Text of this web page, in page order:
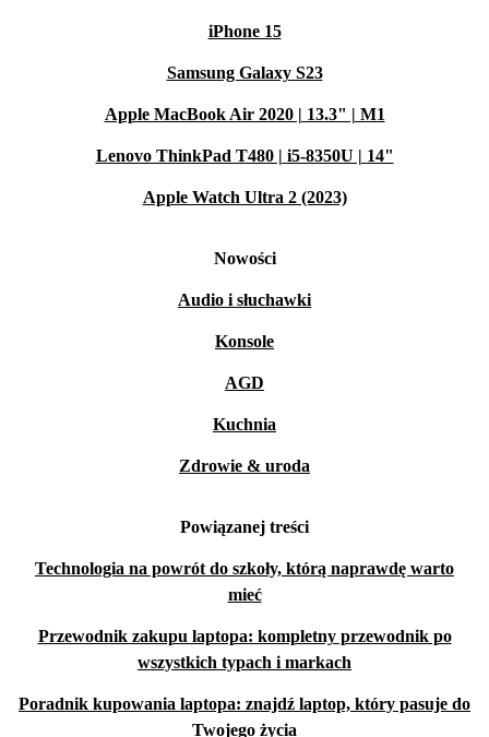
iPhone 15
Samsung Galaxy S23
Apple MacBook Air 2020 | 13.3" | M1
Lenovo ThinkPad T480 | i5-8350U | 14"
Apple Watch Ultra 2 (2023)
Nowości
Audio i słuchawki
Konsole
AGD
Kuchnia
Zdrowie & uroda
Powiązanej treści
Technologia na powrót do szkoły, którą naprawdę warto
mieć
Przewodnik zakupu laptopa: kompletny przewodnik po
wszystkich typach i markach
Poradnik kupowania laptopa: znajdź laptop, który pasuje do
Twojego życia